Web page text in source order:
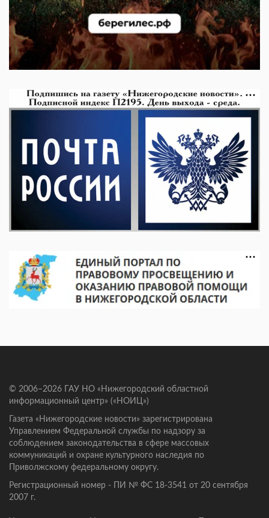
© 2006–2026 ГАУ НО «Нижегородский областной
информационный центр» («НОИЦ»)
Газета «Нижегородские новости» зарегистрирована
Управлением Федеральной службы по надзору за
соблюдением законодательства в сфере массовых
коммуникаций и охране культурного наследия по
Приволжскому федеральному округу.
Регистрационный номер - ПИ № ФС 18-3541 от 20 сентября
2007 г.